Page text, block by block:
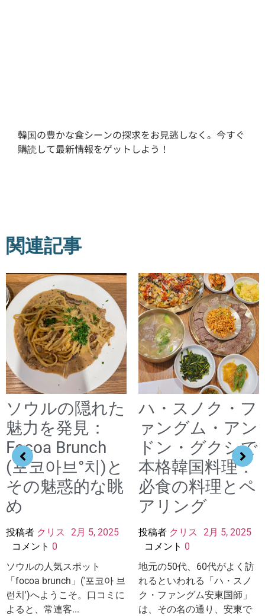
韓国の豊かな食シーンの探求をお見逃しなく。今すぐ
購読して最新情報をゲットしよう！
関連記事
ソウルの隠れた
魅力を発見：
Focoa Brunch
(포코아브°치)と
その魅惑的な眺
め
投稿者 クリス
2月 5, 2025
コメント 0
ソウルの人気スポット
「focoa brunch」('포코아 브
런치')へようこそ。口コミに
よると、常連客...
ハ・スノク・フ
ァングム・アン
ドン・グクシで
本格韓国料理：
必食の料理とペ
アリング
投稿者 クリス
2月 5, 2025
コメント 0
地元の50代、60代がよく訪
れるといわれる「ハ・スノ
ク・ファングム安東国師」
は、その名の通り、安東で